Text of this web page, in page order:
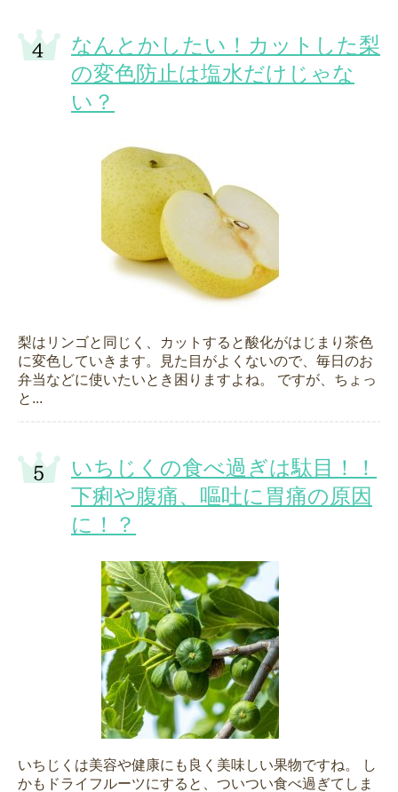
なんとかしたい！カットした梨
の変色防止は塩水だけじゃな
い？
梨はリンゴと同じく、カットすると酸化がはじまり茶色
に変色していきます。見た目がよくないので、毎日のお
弁当などに使いたいとき困りますよね。 ですが、ちょっ
と...
いちじくの食べ過ぎは駄目！！
下痢や腹痛、嘔吐に胃痛の原因
に！？
いちじくは美容や健康にも良く美味しい果物ですね。 し
かもドライフルーツにすると、ついつい食べ過ぎてしま